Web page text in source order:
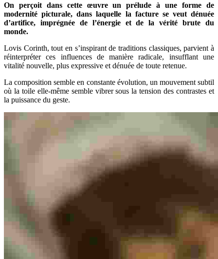
On perçoit dans cette œuvre un prélude à une forme de
modernité picturale, dans laquelle la facture se veut dénuée
d’artifice, imprégnée de l’énergie et de la vérité brute du
monde.
Lovis Corinth, tout en s’inspirant de traditions classiques, parvient à
réinterpréter ces influences de manière radicale, insufflant une
vitalité nouvelle, plus expressive et dénuée de toute retenue.
La composition semble en constante évolution, un mouvement subtil
où la toile elle-même semble vibrer sous la tension des contrastes et
la puissance du geste.